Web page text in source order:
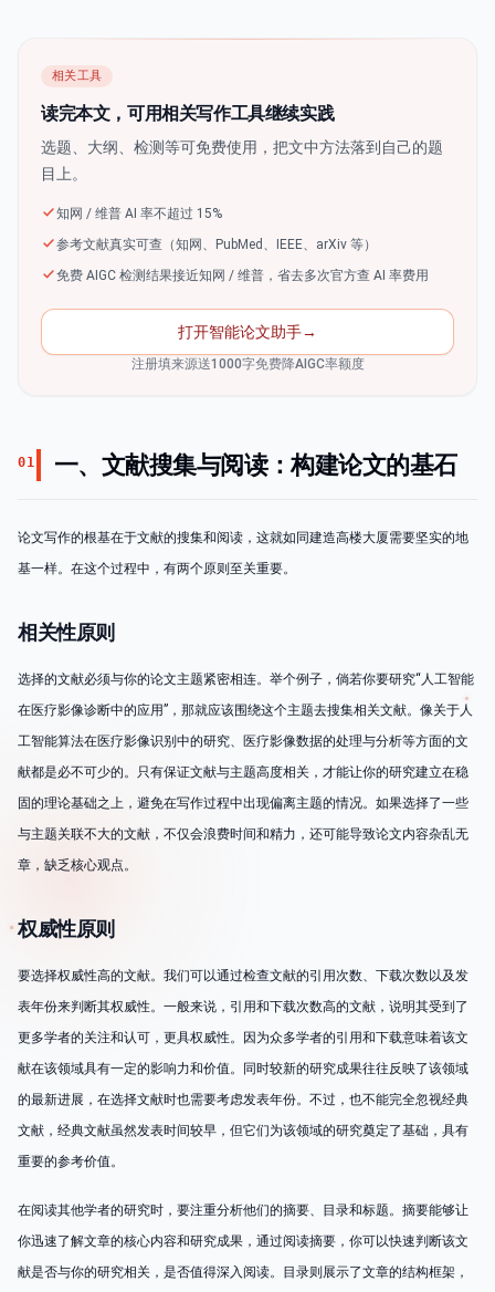
相关工具
读完本文，可用相关写作工具继续实践
选题、大纲、检测等可免费使用，把文中方法落到自己的题
目上。
知网 / 维普 AI 率不超过 15%
参考文献真实可查（知网、PubMed、IEEE、arXiv 等）
免费 AIGC 检测结果接近知网 / 维普，省去多次官方查 AI 率费用
打开智能论文助手→
注册填来源送1000字免费降AIGC率额度
01 一、文献搜集与阅读：构建论文的基石
论文写作的根基在于文献的搜集和阅读，这就如同建造高楼大厦需要坚实的地
基一样。在这个过程中，有两个原则至关重要。
相关性原则
选择的文献必须与你的论文主题紧密相连。举个例子，倘若你要研究“人工智能
在医疗影像诊断中的应用”，那就应该围绕这个主题去搜集相关文献。像关于人
工智能算法在医疗影像识别中的研究、医疗影像数据的处理与分析等方面的文
献都是必不可少的。只有保证文献与主题高度相关，才能让你的研究建立在稳
固的理论基础之上，避免在写作过程中出现偏离主题的情况。如果选择了一些
与主题关联不大的文献，不仅会浪费时间和精力，还可能导致论文内容杂乱无
章，缺乏核心观点。
权威性原则
要选择权威性高的文献。我们可以通过检查文献的引用次数、下载次数以及发
表年份来判断其权威性。一般来说，引用和下载次数高的文献，说明其受到了
更多学者的关注和认可，更具权威性。因为众多学者的引用和下载意味着该文
献在该领域具有一定的影响力和价值。同时较新的研究成果往往反映了该领域
的最新进展，在选择文献时也需要考虑发表年份。不过，也不能完全忽视经典
文献，经典文献虽然发表时间较早，但它们为该领域的研究奠定了基础，具有
重要的参考价值。
在阅读其他学者的研究时，要注重分析他们的摘要、目录和标题。摘要能够让
你迅速了解文章的核心内容和研究成果，通过阅读摘要，你可以快速判断该文
献是否与你的研究相关，是否值得深入阅读。目录则展示了文章的结构框架，